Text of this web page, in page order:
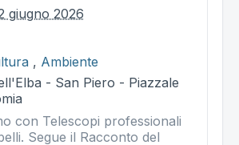
giugno 2026
, Ambiente
- San Piero - Piazzale
con Telescopi professionali
Segue il Racconto del